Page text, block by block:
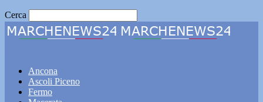
Cerca
Ancona
Ascoli Piceno
Fermo